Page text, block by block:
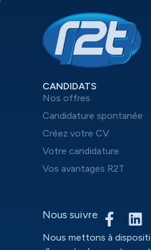
CANDIDATS
Nos offres
Candidature spontanée
Créez votre CV
Votre candidature
Vos avantages R2T
Nous suivre
Nous mettons à